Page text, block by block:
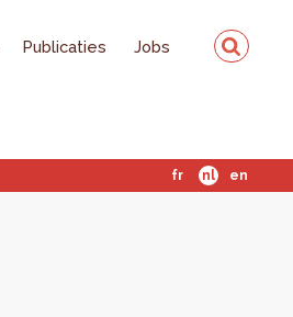
Publicaties Jobs
fr nl en